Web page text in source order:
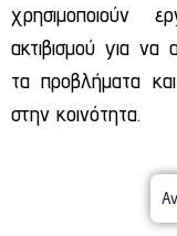
χρησιμοποιούν
ακτιβισμού για να
τα προβλήματα
στην κοινότητα.